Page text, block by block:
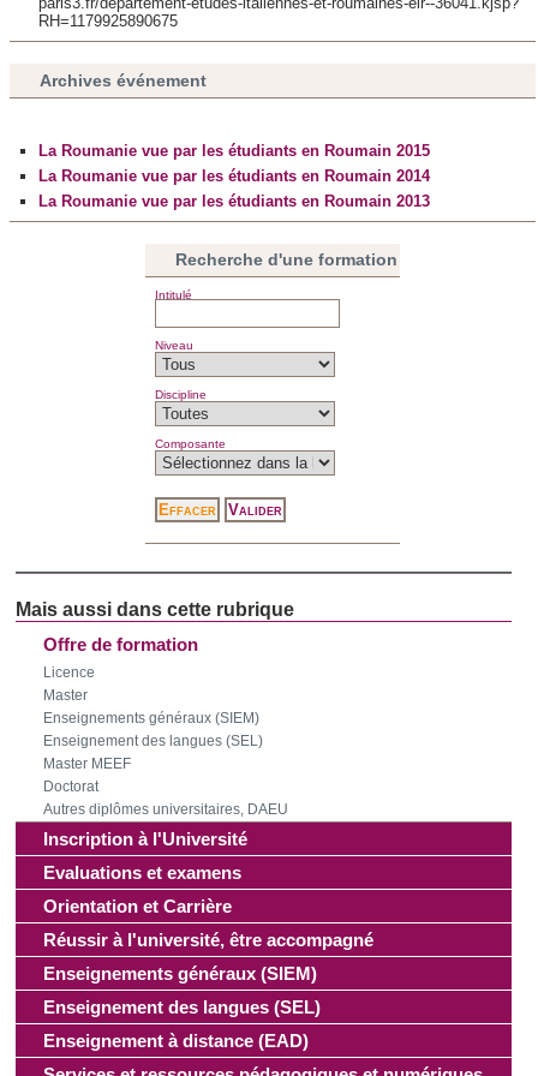
notre site avec nos partenaires de médias sociaux, de
d'autres informations que vous leur avez fournies ou qu'ils
Offre de formation
Licence
Master
Enseignements généraux (SIEM)
Enseignement des langues (SEL)
Master MEEF
Doctorat
Autres diplômes universitaires, DAEU
Inscription à l'Université
Evaluations et examens
Orientation et Carrière
Réussir à l'université, être accompagné
Enseignements généraux (SIEM)
Enseignement des langues (SEL)
Enseignement à distance (EAD)
RH=1179925890675
Archives événement
La Roumanie vue par les étudiants en Roumain 2015
La Roumanie vue par les étudiants en Roumain 2014
La Roumanie vue par les étudiants en Roumain 2013
Recherche d'une formation
Intitulé
Niveau
Discipline
Composante